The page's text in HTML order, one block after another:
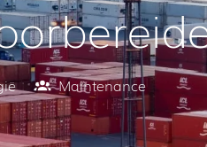
Maintenance